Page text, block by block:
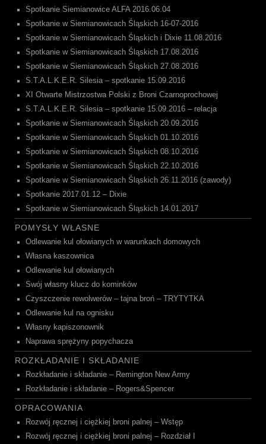
Spotkanie Siemianowice ALFA 2016.06.04
Spotkanie w Siemianowicach Śląskich 16-07-2016
Spotkanie w Siemianowicach Śląskich i Dixie 11.08.2016
Spotkanie w Siemianowicach Śląskich 17.08.2016
Spotkanie w Siemianowicach Śląskich 27.08.2016
S.T.A.L.K.E.R. Silesia – spotkanie 15.09.2016
XI Otwarte Mistrzostwa Polski z Broni Czarnoprochowej
S.T.A.L.K.E.R. Silesia – spotkanie 15.09.2016 – relacja
Spotkanie w Siemianowicach Śląskich 20.09.2016
Spotkanie w Siemianowicach Śląskich 01.10.2016
Spotkanie w Siemianowicach Śląskich 08.10.2016
Spotkanie w Siemianowicach Śląskich 22.10.2016
Spotkanie w Siemianowicach Śląskich 26.11.2016 (zawody)
Spotkanie 2017.01.12 – Dixie
Spotkanie w Siemianowicach Śląskich 14.01.2017
POMYSŁY WŁASNE
Odlewanie kul ołowianych w warunkach domowych
Własna kaszownica
Odlewanie kul ołowianych
Swój własny klucz do kominków
Czyszczenie rewolwerów – tajna broń – TRYTYTKA
Odlewanie kul na ognisku
Własny kapiszonownik
Naprawa sprężyny popychacza
ROZKŁADANIE I SKŁADANIE
Rozkładanie i składanie – Remington New Army
Rozkładanie i składanie – Rogers&Spencer
OPRACOWANIA
Rozwój ręcznej i ciężkiej broni palnej – Wstęp
Rozwój ręcznej i ciężkiej broni palnej – Rozdział I